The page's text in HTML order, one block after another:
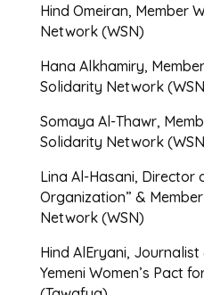
Hind Omeiran, Member
Network (WSN)
Hana Alkhamiry,
Solidarity Network
Somaya Al-Thawr,
Solidarity Network
Lina Al-Hasani, Director
Organization” &
Network (WSN)
Hind AlEryani,
Yemeni Women’s Pact